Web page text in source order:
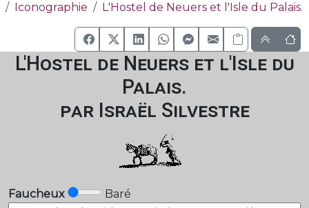
Iconographie
L'Hostel de Neuers et l'Isle du Palais.
L'Hostel de Neuers et l'Isle du
Palais.
par Israël Silvestre
Faucheux Baré